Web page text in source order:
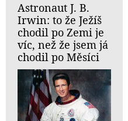
Astronaut J. B.
Irwin: to že Ježíš
chodil po Zemi je
víc, než že jsem já
chodil po Měsíci